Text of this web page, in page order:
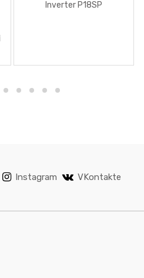
Inverter P18SP
Instagram VKontakte